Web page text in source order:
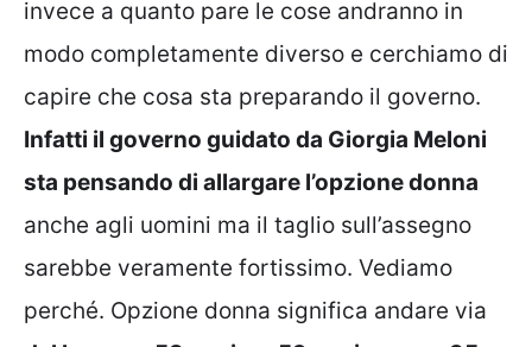
invece a quanto pare le cose andranno in
modo completamente diverso e cerchiamo di
capire che cosa sta preparando il governo.
Infatti il governo guidato da Giorgia Meloni
sta pensando di allargare l’opzione donna
anche agli uomini ma il taglio sull’assegno
sarebbe veramente fortissimo. Vediamo
perché. Opzione donna significa andare via